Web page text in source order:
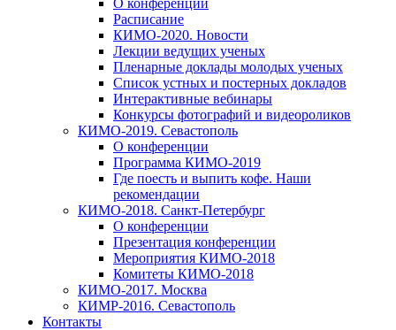
Расписание
КИМО-2020. Новости
Лекции ведущих ученых
Пленарные доклады молодых ученых
Список устных и постерных докладов
Интерактивные вебинары
Конкурсы фотографий и видеороликов
КИМО-2019. Севастополь
О конференции
Программа КИМО-2019
Где поесть и выпить кофе. Наши
рекомендации
КИМО-2018. Санкт-Петербург
О конференции
Презентация конференции
Мероприятия КИМО-2018
Комитеты КИМО-2018
КИМО-2017. Москва
КИМР-2016. Севастополь
Контакты